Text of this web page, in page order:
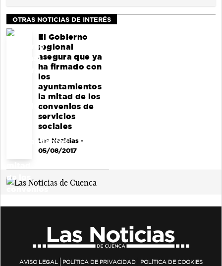
OTRAS NOTICIAS DE INTERÉS
El Gobierno
regional
asegura que ya
ha firmado con
los
ayuntamientos
la mitad de los
convenios de
servicios
sociales
Las Noticias-
05/08/2017
AVISO LEGAL POLÍTICA DE PRIVACIDAD POLÍTICA DE COOKIES